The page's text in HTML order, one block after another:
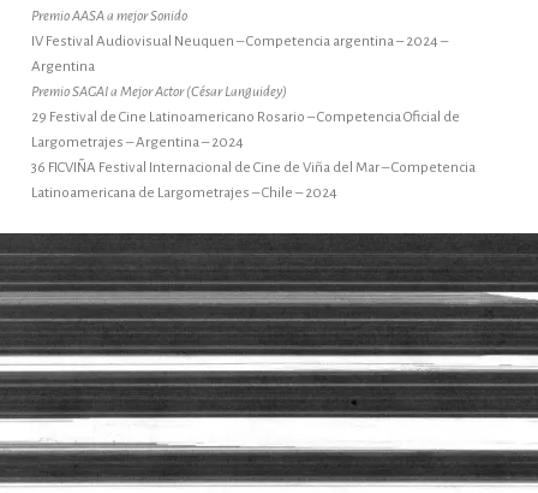
Premio AASA a mejor Sonido
IV Festival Audiovisual Neuquen – Competencia argentina – 2024 –
Argentina
Premio SAGAI a Mejor Actor (César Languidey)
29 Festival de Cine Latinoamericano Rosario – Competencia Oficial de
Largometrajes – Argentina – 2024
36 FICVIÑA Festival Internacional de Cine de Viña del Mar – Competencia
Latinoamericana de Largometrajes – Chile – 2024